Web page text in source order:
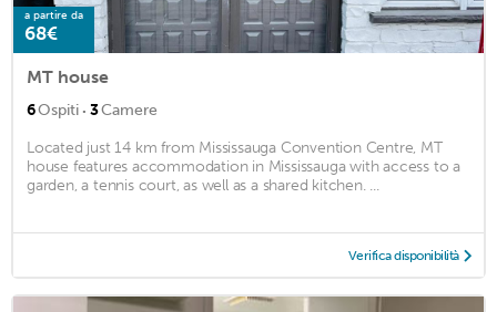
a partire da
68€
MT house
6Ospiti · 3Camere
Located just 14 km from Mississauga Convention Centre, MT
house features accommodation in Mississauga with access to a
garden, a tennis court, as well as a shared kitchen. ...
Verifica disponibilità